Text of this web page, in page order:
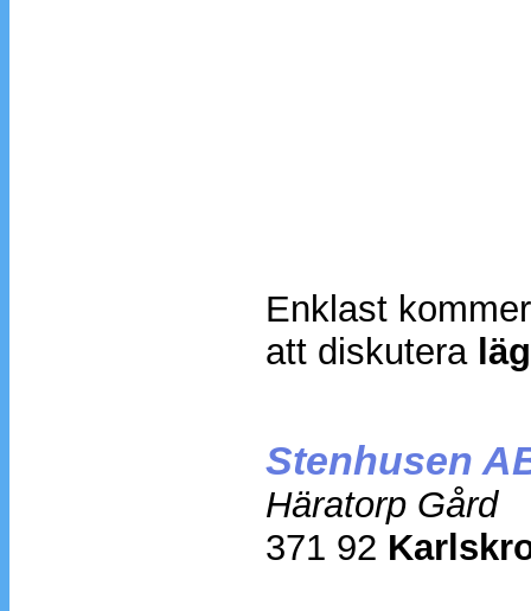
Enklast
att diskutera
Stenhusen
Häratorp Gård
371 92